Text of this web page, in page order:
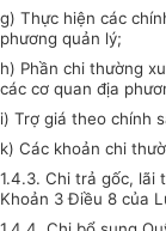
g) Thực hiện các
phương quản lý;
h) Phần chi thường
các cơ quan địa
i) Trợ giá theo chính
k) Các khoản chi
1.4.3. Chi trả gốc, lãi
Khoản 3 Điều 8 của